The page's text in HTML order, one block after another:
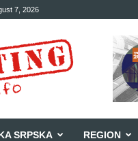
7, 2026
SRPSKA REGION